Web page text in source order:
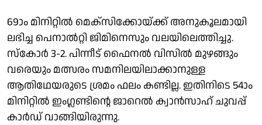
69ാം മിനിറ്റിൽ മെക്സിക്കോയ്ക്ക് അനുകൂലമായി
ലഭിച്ച പെനാൽറ്റി ജിമിനെസും വലയിലെത്തിച്ചു.
സ്കോർ 3-2. പിന്നീട് ഫൈനൽ വിസിൽ മുഴങ്ങും
വരെയും മത്സരം സമനിലയിലാക്കാനുള്ള
ആതിഥേയരുടെ ശ്രമം ഫലം കണ്ടില്ല. ഇതിനിടെ 54ാം
മിനിറ്റിൽ ഇംഗ്ലണ്ടിൻ്റെ ജാറെൽ ക്വാൻസാഹ് ചുവപ്പ്
കാർഡ് വാങ്ങിയിരുന്നു.